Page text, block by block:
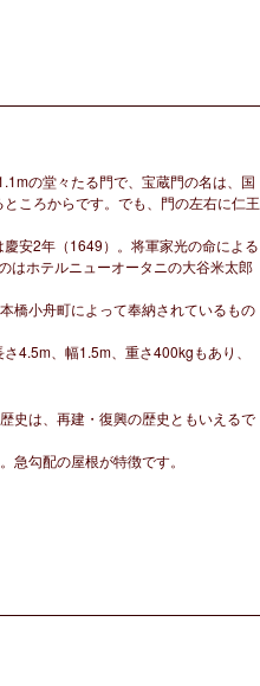
の堂々たる門で、宝蔵門の名は、国
ころからです。でも、門の左右に仁王
安2年（1649）。将軍家光の命による
はホテルニューオータニの大谷米太郎
橋小舟町によって奉納されているもの
4.5m、幅1.5m、重さ400kgもあり、
史は、再建・復興の歴史ともいえるで
急勾配の屋根が特徴です。